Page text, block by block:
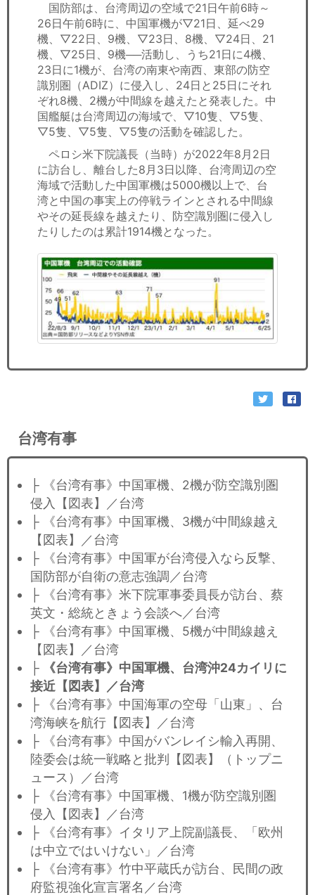
国防部は、台湾周辺の空域で21日午前6時～
26日午前6時に、中国軍機が▽21日、延べ29
機、▽22日、9機、▽23日、8機、▽24日、21
機、▽25日、9機──活動し、うち21日に4機、
23日に1機が、台湾の南東や南西、東部の防空
識別圏（ADIZ）に侵入し、24日と25日にそれ
ぞれ8機、2機が中間線を越えたと発表した。中
国艦艇は台湾周辺の海域で、▽10隻、▽5隻、
▽5隻、▽5隻、▽5隻の活動を確認した。
ペロシ米下院議長（当時）が2022年8月2日
に訪台し、離台した8月3日以降、台湾周辺の空
海域で活動した中国軍機は5000機以上で、台
湾と中国の事実上の停戦ラインとされる中間線
やその延長線を越えたり、防空識別圏に侵入し
たりしたのは累計1914機となった。
台湾有事
├ 《台湾有事》中国軍機、2機が防空識別圏
侵入【図表】／台湾
├ 《台湾有事》中国軍機、3機が中間線越え
【図表】／台湾
├ 《台湾有事》中国軍が台湾侵入なら反撃、
国防部が自衛の意志強調／台湾
├ 《台湾有事》米下院軍事委員長が訪台、蔡
英文・総統ときょう会談へ／台湾
├ 《台湾有事》中国軍機、5機が中間線越え
【図表】／台湾
├
《台湾有事》中国軍機、台湾沖24カイリに
接近【図表】／台湾
├ 《台湾有事》中国海軍の空母「山東」、台
湾海峡を航行【図表】／台湾
├ 《台湾有事》中国がバンレイシ輸入再開、
陸委会は統一戦略と批判【図表】（トップニ
ュース）／台湾
├ 《台湾有事》中国軍機、1機が防空識別圏
侵入【図表】／台湾
├ 《台湾有事》イタリア上院副議長、「欧州
は中立ではいけない」／台湾
├ 《台湾有事》竹中平蔵氏が訪台、民間の政
府監視強化宣言署名／台湾